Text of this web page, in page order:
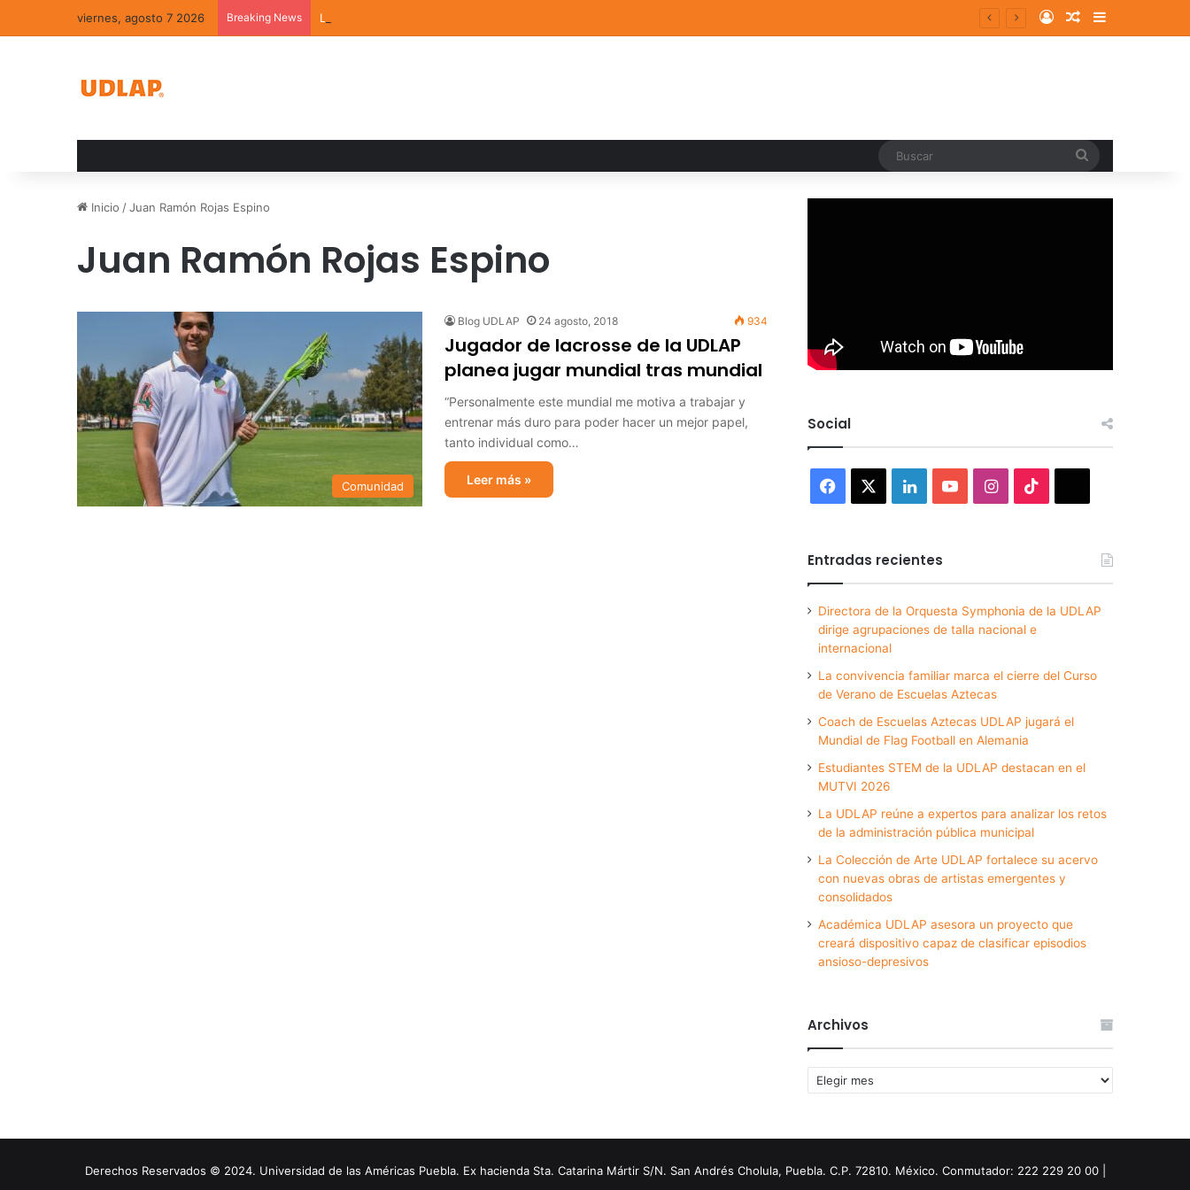
viernes, agosto 7 2026 Breaking News La convivencia familiar marca el cierre del Curso de Verano de Escuelas Aztecas Log InRandom Article
Sidebar
Inicio /Juan Ramón Rojas Espino
Juan Ramón Rojas Espino
Comunidad
Blog UDLAP 24 agosto, 2018 934
Jugador de lacrosse de la UDLAP
planea jugar mundial tras mundial
“Personalmente este mundial me motiva a trabajar y
entrenar más duro para poder hacer un mejor papel,
tanto individual como…
Leer más »
Social
Facebook LinkedInYouTubeInstagram
Entradas recientes
Directora de la Orquesta Symphonia de la UDLAP
dirige agrupaciones de talla nacional e
internacional
La convivencia familiar marca el cierre del Curso
de Verano de Escuelas Aztecas
Coach de Escuelas Aztecas UDLAP jugará el
Mundial de Flag Football en Alemania
Estudiantes STEM de la UDLAP destacan en el
MUTVI 2026
La UDLAP reúne a expertos para analizar los retos
de la administración pública municipal
La Colección de Arte UDLAP fortalece su acervo
con nuevas obras de artistas emergentes y
consolidados
Académica UDLAP asesora un proyecto que
creará dispositivo capaz de clasificar episodios
ansioso-depresivos
Archivos
Archivos
Derechos Reservados © 2024. Universidad de las Américas Puebla. Ex hacienda Sta. Catarina Mártir S/N. San Andrés Cholula, Puebla. C.P. 72810. México. Conmutador: 222 229 20 00 |